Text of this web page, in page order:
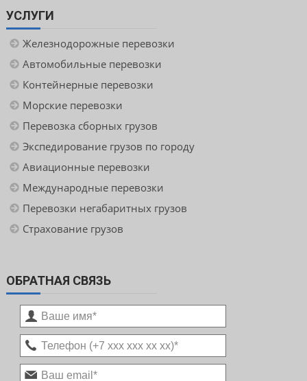
УСЛУГИ
Железнодорожные перевозки
Автомобильные перевозки
Контейнерные перевозки
Морские перевозки
Перевозка сборных грузов
Экспедирование грузов по городу
Авиационные перевозки
Международные перевозки
Перевозки негабаритных грузов
Страхование грузов
ОБРАТНАЯ СВЯЗЬ